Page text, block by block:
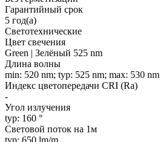
Гарантийный срок
5 год(а)
Светотехнические
Цвет свечения
Green | Зелёный 525 nm
Длина волны
min: 520 nm; typ: 525 nm; max: 530 nm
Индекс цветопередачи CRI (Ra)
-
Угол излучения
typ: 160 °
Световой поток на 1м
typ: 650 lm/m